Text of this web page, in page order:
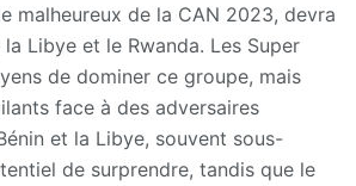
malheureux de la CAN 2023, devra
Libye et le Rwanda. Les Super
de dominer ce groupe, mais
face à des adversaires
et la Libye, souvent sous-
de surprendre, tandis que le